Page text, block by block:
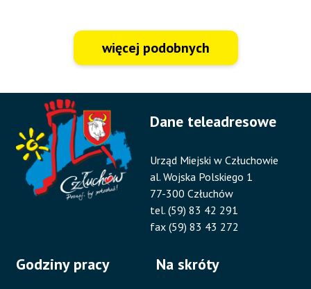
więcej podobnych
Dane teleadresowe
Urząd Miejski w Człuchowie
al. Wojska Polskiego 1
77-300 Człuchów
tel. (59) 83 42 291
fax (59) 83 43 272
Godziny pracy Na skróty